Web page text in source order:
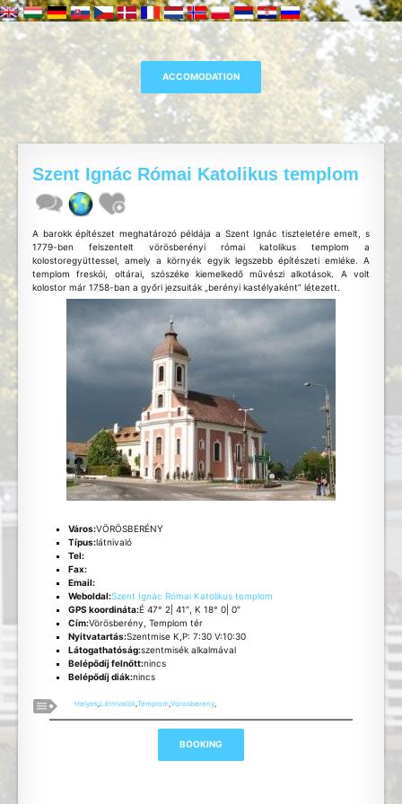
Szent Ignác Római Katolikus templom
A barokk építészet meghatározó példája a Szent Ignác tiszteletére emelt, s
1779-ben felszentelt vörösberényi római katolikus templom a
kolostoregyüttessel, amely a környék egyik legszebb építészeti emléke. A
templom freskói, oltárai, szószéke kiemelkedő művészi alkotások. A volt
kolostor már 1758-ban a győri jezsuiták „berényi kastélyaként” létezett.
Város:VÖRÖSBERÉNY
Típus:látnivaló
Tel:
Fax:
Email:
Weboldal:Szent Ignác Római Katolikus templom
GPS koordináta:É 47° 2| 41″, K 18° 0| 0″
Cím:Vörösberény, Templom tér
Nyitvatartás:Szentmise K,P: 7:30 V:10:30
Látogathatóság:szentmisék alkalmával
Belépődíj felnőtt:nincs
Belépődíj diák:nincs
Helyek ,Látnivalók ,Templom ,Vorosbereny